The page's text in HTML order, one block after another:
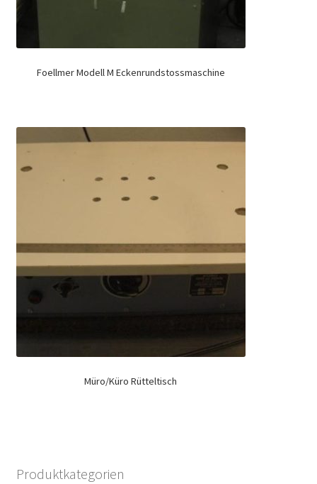
Foellmer Modell M Eckenrundstossmaschine
Müro/Küro Rütteltisch
Produktkategorien